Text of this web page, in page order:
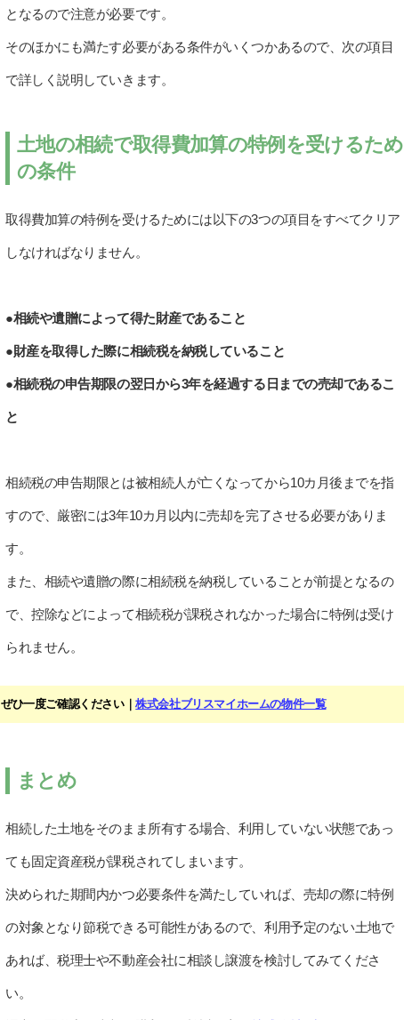
となるので注意が必要です。
そのほかにも満たす必要がある条件がいくつかあるので、次の項目
で詳しく説明していきます。
土地の相続で取得費加算の特例を受けるため
の条件
取得費加算の特例を受けるためには以下の3つの項目をすべてクリア
しなければなりません。
●相続や遺贈によって得た財産であること
●財産を取得した際に相続税を納税していること
●相続税の申告期限の翌日から3年を経過する日までの売却であるこ
と
相続税の申告期限とは被相続人が亡くなってから10カ月後までを指
すので、厳密には3年10カ月以内に売却を完了させる必要がありま
す。
また、相続や遺贈の際に相続税を納税していることが前提となるの
で、控除などによって相続税が課税されなかった場合に特例は受け
られません。
ぜひ一度ご確認ください｜株式会社ブリスマイホームの物件一覧
まとめ
相続した土地をそのまま所有する場合、利用していない状態であっ
ても固定資産税が課税されてしまいます。
決められた期間内かつ必要条件を満たしていれば、売却の際に特例
の対象となり節税できる可能性があるので、利用予定のない土地で
あれば、税理士や不動産会社に相談し譲渡を検討してみてくださ
い。